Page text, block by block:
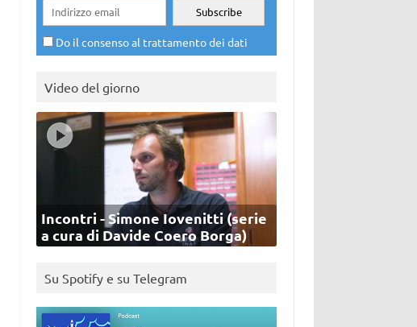
Do il consenso al trattamento dei dati
Video del giorno
Incontri - Simone Iovenitti (serie
a cura di Davide Coero Borga)
Su Spotify e su Telegram